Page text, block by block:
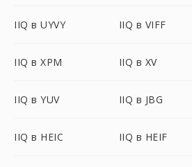
IIQ в UYVY IIQ в VIFF
IIQ в XPM IIQ в XV
IIQ в YUV IIQ в JBG
IIQ в HEIC IIQ в HEIF